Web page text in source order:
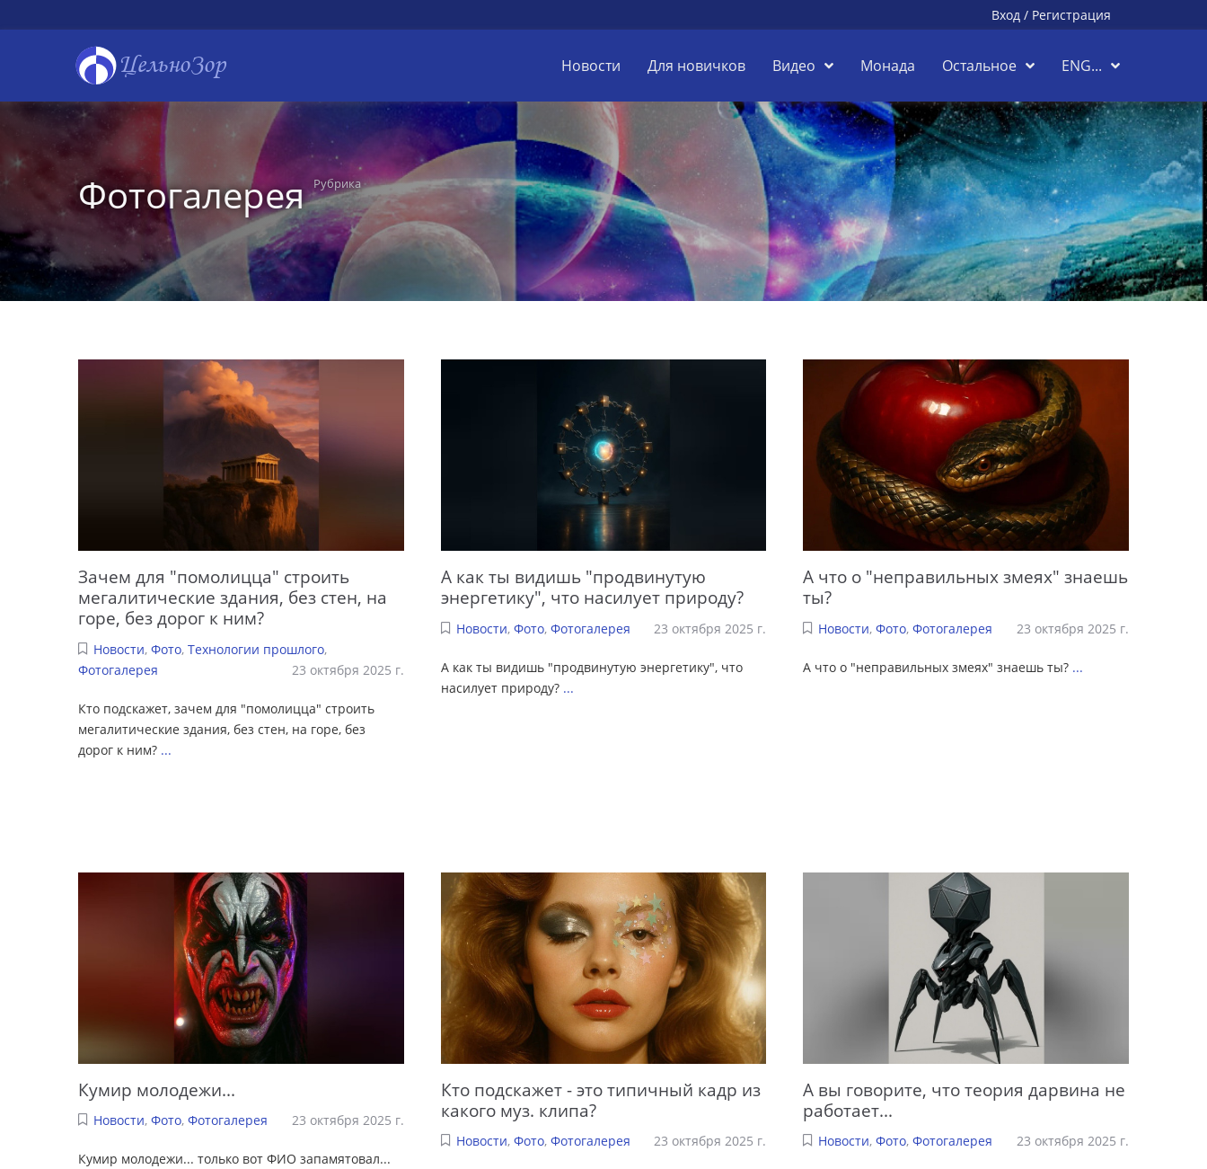
Вход / Регистрация
ЦельноЗор Новости Для новичков Видео Монада Остальное ENG...
ФотогалереяРубрика
Зачем для "помолицца" строить
мегалитические здания, без стен, на
горе, без дорог к ним?
Новости, Фото, Технологии прошлого,
Фотогалерея
23 октября 2025 г.
Кто подскажет, зачем для "помолицца" строить
мегалитические здания, без стен, на горе, без
дорог к ним? ...
А как ты видишь "продвинутую
энергетику", что насилует природу?
Новости, Фото, Фотогалерея 23 октября 2025 г.
А как ты видишь "продвинутую энергетику", что
насилует природу? ...
А что о "неправильных змеях" знаешь
ты?
Новости,Фото,Фотогалерея 23 октября 2025 г.
А что о "неправильных змеях" знаешь ты? ...
Кумир молодежи...
Новости, Фото, Фотогалерея 23 октября 2025 г.
Кумир молодежи... только вот ФИО запамятовал...
Кто подскажет - это типичный кадр из
какого муз. клипа?
Новости, Фото, Фотогалерея 23 октября 2025 г.
А вы говорите, что теория дарвина не
работает...
Новости,Фото,Фотогалерея 23 октября 2025 г.